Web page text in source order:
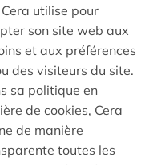
utilise pour
son site web aux
et aux préférences
des visiteurs du site.
sa politique en
de cookies, Cera
de manière
toutes les